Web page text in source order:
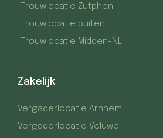
Trouwlocatie Zutphen
Trouwlocatie buiten
Trouwlocatie Midden-NL
Zakelijk
Vergaderlocatie Arnhem
Vergaderlocatie Veluwe